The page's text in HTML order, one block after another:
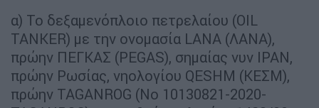
α) Το δεξαμενόπλοιο πετρελαίου (OIL
TANKER) με την ονομασία LANA (ΛΑΝΑ),
πρώην ΠΕΓΚΑΣ (PEGAS), σημαίας νυν ΙΡΑΝ,
πρώην Ρωσίας, νηολογίου QESHM (ΚΕΣΜ),
πρώην TAGANROG (No 10130821-2020-